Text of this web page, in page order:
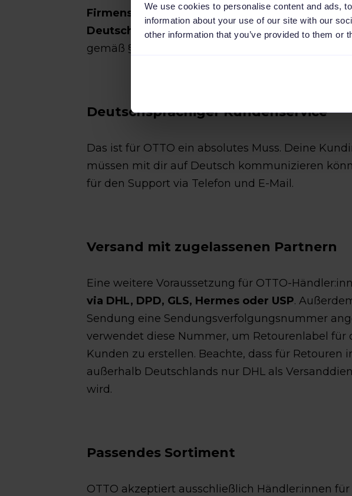
We use cookies to personalise content and ads,
information about your use of our site with our
other information that you’ve provided to them or
Firmensitz, eine deutscheUmsatzsteuer-IDund
Deutschland oder innerhalb der EUverfügen.
gemäß §19 UStG sind vom Verkauf auf der
Deutschsprachiger Kundenservice
Das ist für OTTO ein absolutes Muss. Deine
müssen mit dir auf Deutsch kommunizieren
für den Support via Telefon und E-Mail.
Versand mit zugelassenen Partnern
Eine weitere Voraussetzung für OTTO-
via DHL, DPD, GLS, Hermes oder USP.
Sendung eine Sendungsverfolgungsnummer
verwendet diese Nummer, um Retourenlabel für
Kunden zu erstellen. Beachte, dass für Retouren
außerhalb Deutschlands nur DHL als
wird.
Passendes Sortiment
OTTO akzeptiert ausschließlich Händler:innen